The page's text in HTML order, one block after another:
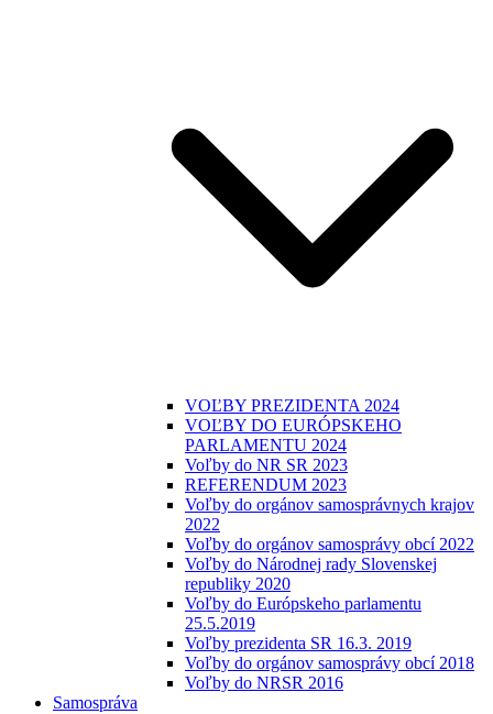
VOĽBY PREZIDENTA 2024
VOĽBY DO EURÓPSKEHO
PARLAMENTU 2024
Voľby do NR SR 2023
REFERENDUM 2023
Voľby do orgánov samosprávnych krajov
2022
Voľby do orgánov samosprávy obcí 2022
Voľby do Národnej rady Slovenskej
republiky 2020
Voľby do Európskeho parlamentu
25.5.2019
Voľby prezidenta SR 16.3. 2019
Voľby do orgánov samosprávy obcí 2018
Voľby do NRSR 2016
Samospráva